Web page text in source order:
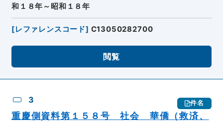
和１８年～昭和１８年
[レファレンスコード] C13050282700
閲覧
3 件名
重慶側資料第１５８号 社会 華僑（救済、